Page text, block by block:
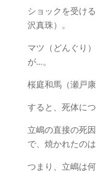
ショックを受け
沢真珠）。
マツ（どんぐり
が…。
桜庭和馬（瀬戸
すると、死体に
立嶋の直接の死
で、焼かれたの
つまり、立嶋は